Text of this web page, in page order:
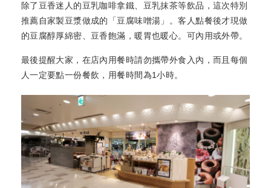
除了豆香迷人的豆乳咖啡拿鐵、豆乳抹茶等飲品，這次特別
推薦自家製豆漿做成的「豆腐味噌湯」。客人點餐後才現做
的豆腐醇厚綿密、豆香飽滿，暖胃也暖心。可內用或外帶。
最後提醒大家，在店內用餐時請勿攜帶外食入內，而且每個
人一定要點一份餐飲，用餐時間為1小時。